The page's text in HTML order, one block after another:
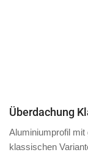
Überdachung
Aluminiumprofil mit
klassischen